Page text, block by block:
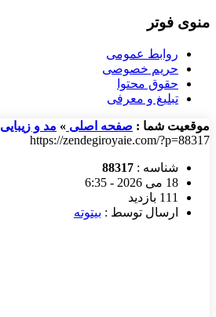
منوی فوتر
روابط عمومی
حریم خصوصی
حقوق محتوا
تبلیغ و معرفی
موقعیت شما : صفحه اصلی » مد و زیبایی
https://zendegiroyaie.com/?p=88317
شناسه : 88317
18 می 2026 - 6:35
111 بازدید
ارسال توسط : بیتوته